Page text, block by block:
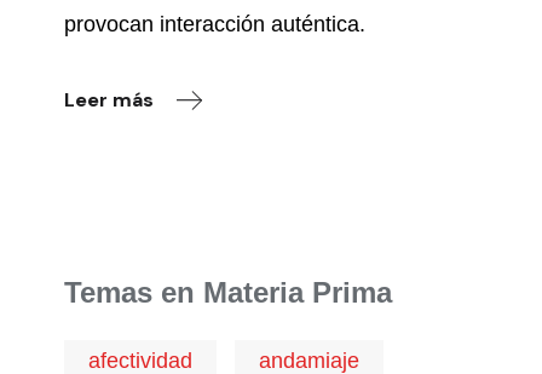
provocan interacción auténtica.
Leer más
Temas en Materia Prima
afectividad andamiaje